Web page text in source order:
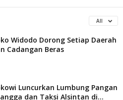
All
Widodo Dorong Setiap Daerah
Cadangan Beras
Luncurkan Lumbung Pangan
dan Taksi Alsintan di...